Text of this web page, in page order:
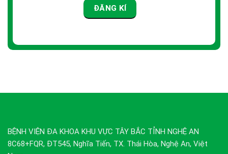
BỆNH VIỆN ĐA KHOA KHU VỰC TÂY BẮC TỈNH NGHỆ AN
8C68+FQR, ĐT545, Nghĩa Tiến, TX. Thái Hòa, Nghệ An, Việt